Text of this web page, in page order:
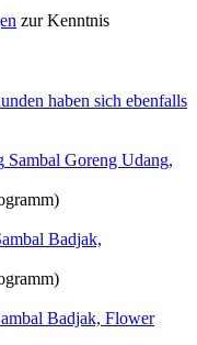
zur Kenntnis
haben sich ebenfalls
Sambal Goreng Udang,
Badjak,
Badjak, Flower